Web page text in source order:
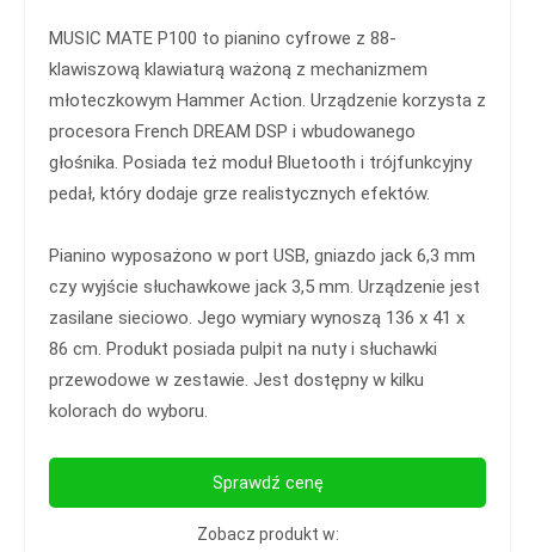
MUSIC MATE P100 to pianino cyfrowe z 88-
klawiszową klawiaturą ważoną z mechanizmem
młoteczkowym Hammer Action. Urządzenie korzysta z
procesora French DREAM DSP i wbudowanego
głośnika. Posiada też moduł Bluetooth i trójfunkcyjny
pedał, który dodaje grze realistycznych efektów.
Pianino wyposażono w port USB, gniazdo jack 6,3 mm
czy wyjście słuchawkowe jack 3,5 mm. Urządzenie jest
zasilane sieciowo. Jego wymiary wynoszą 136 x 41 x
86 cm. Produkt posiada pulpit na nuty i słuchawki
przewodowe w zestawie. Jest dostępny w kilku
kolorach do wyboru.
Sprawdź cenę
Zobacz produkt w: